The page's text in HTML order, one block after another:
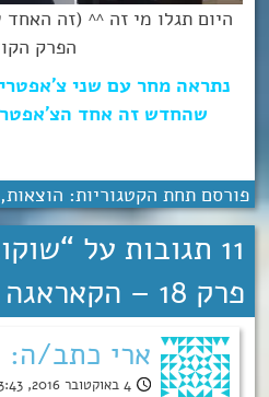
היום תגלו מי זה ^^ (זה
הפרק
נתראה מחר עם שני
שהחדש זה אחד
פורסם תחת הקטגוריות: הוצאות,
11 תגובות על “
פרק 18 – הקאראגה של הצעירים!
ארי כתב/ה:
4 באוקטובר 2016, 23:43